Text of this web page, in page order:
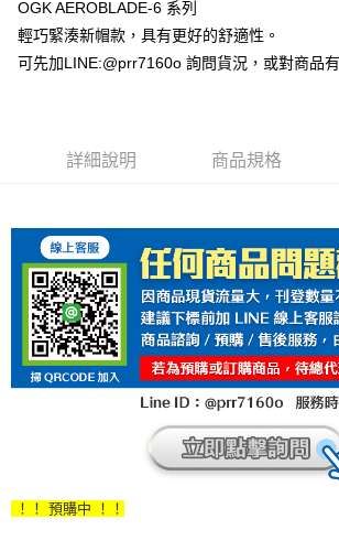
運送方式
宅配
OGK AEROBLADE-6 系列
輕巧緊湊新帽款，具有更好的舒適性。
可先加LINE:@prr7160o 詢問貨況，或對商品
詳細說明 商品規格
！！ 預購中 ！！